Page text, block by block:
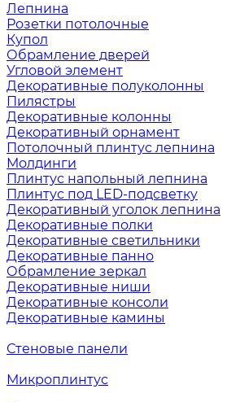
Лепнина
Розетки потолочные
Купол
Обрамление дверей
Угловой элемент
Декоративные полуколонны
Пилястры
Декоративные колонны
Декоративный орнамент
Потолочный плинтус лепнина
Молдинги
Плинтус напольный лепнина
Плинтус под LED-подсветку
Декоративный уголок лепнина
Декоративные полки
Декоративные светильники
Декоративные панно
Обрамление зеркал
Декоративные ниши
Декоративные консоли
Декоративные камины
Стеновые панели
Микроплинтус